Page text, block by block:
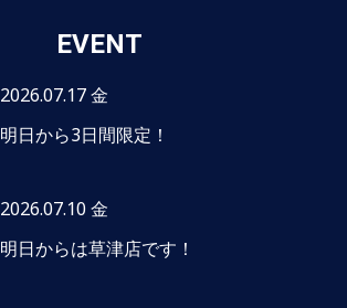
EVENT
2026.07.17 金
明日から3日間限定！
2026.07.10 金
明日からは草津店です！